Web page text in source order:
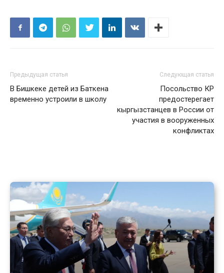
Предыдущая статья
В Бишкеке детей из Баткена
временно устроили в школу
Следующая статья
Посольство КР
предостерегает
кыргызстанцев в России от
участия в вооруженных
конфликтах